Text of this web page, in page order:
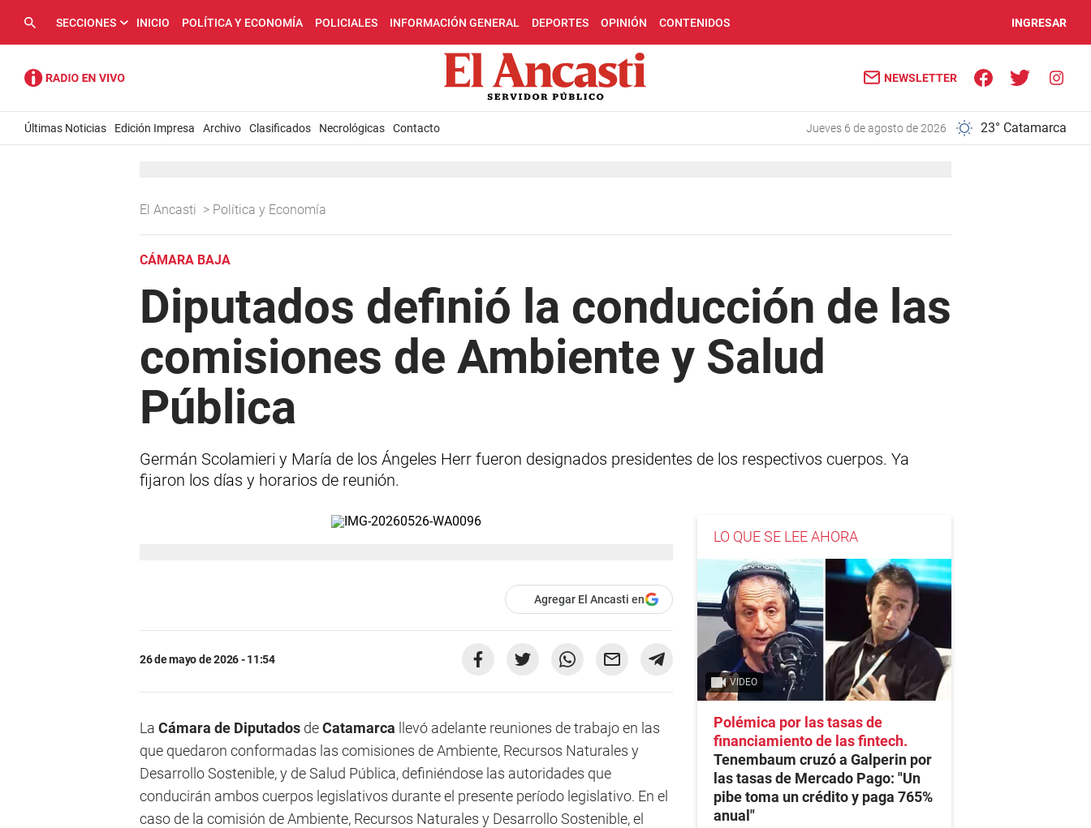
SECCIONES INICIO POLÍTICA Y ECONOMÍA POLICIALES INFORMACIÓN GENERAL DEPORTES OPINIÓN CONTENIDOS INGRESAR
NEWSLETTER
Últimas Noticias Edición Impresa Archivo Clasificados Necrológicas Contacto jueves 6 de agosto de 2026 23° Catamarca
El Ancasti > Política y Economía
CÁMARA BAJA
Diputados definió la conducción de las
comisiones de Ambiente y Salud
Pública
Germán Scolamieri y María de los Ángeles Herr fueron designados presidentes de los respectivos cuerpos. Ya
fijaron los días y horarios de reunión.
Agregar El Ancasti en
26 de mayo de 2026 - 11:54
La Cámara de Diputados deCatamarca llevó adelante reuniones de trabajo en las
que quedaron conformadas las comisiones de Ambiente, Recursos Naturales y
Desarrollo Sostenible, y de Salud Pública, definiéndose las autoridades que
conducirán ambos cuerpos legislativos durante el presente período legislativo. En el
caso de la comisión de Ambiente, Recursos Naturales y Desarrollo Sostenible, el
LO QUE SE LEE AHORA
VIDEO
Polémica por las tasas de
financiamiento de las fintech
Tenembaum cruzó a Galperin por
las tasas de Mercado Pago: "Un
pibe toma un crédito y paga 765%
anual"